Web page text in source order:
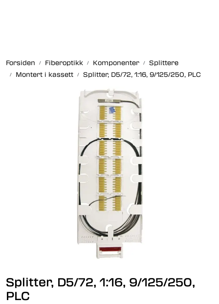
Forsiden Fiberoptikk Komponenter
Splittere
Montert i kassett
Splitter, D5/72, 1:16, 9/125/250, PLC
Splitter, D5/72, 1:16, 9/125/250,
PLC
Strukturert kabling
Industrielle produkter
Kunnskapssenter